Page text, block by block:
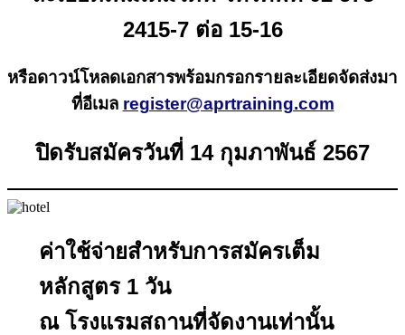
2415-7 ต่อ 15-16
หรือดาวน์โหลดเอกสารพร้อมกรอกรายละเอียดจัดส่งมา
ที่อีเมล register@aprtraining.com
ปิดรับสมัครวันที่ 14 กุมภาพันธ์ 2567
ค่าใช้จ่ายสำหรับการสมัครเต็ม
หลักสูตร 1 วัน
ณ โรงแรมสถานที่จัดงานเท่านั้น